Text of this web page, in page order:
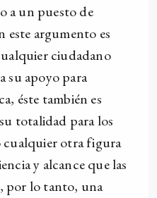
a un puesto de
este argumento es
ciudadano
su apoyo para
éste también es
totalidad para los
cualquier otra figura
y alcance que las
por lo tanto, una